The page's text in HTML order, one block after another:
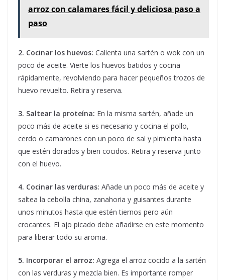
arroz con calamares fácil y deliciosa paso a
paso
2. Cocinar los huevos: Calienta una sartén o wok con un
poco de aceite. Vierte los huevos batidos y cocina
rápidamente, revolviendo para hacer pequeños trozos de
huevo revuelto. Retira y reserva.
3. Saltear la proteína: En la misma sartén, añade un
poco más de aceite si es necesario y cocina el pollo,
cerdo o camarones con un poco de sal y pimienta hasta
que estén dorados y bien cocidos. Retira y reserva junto
con el huevo.
4. Cocinar las verduras: Añade un poco más de aceite y
saltea la cebolla china, zanahoria y guisantes durante
unos minutos hasta que estén tiernos pero aún
crocantes. El ajo picado debe añadirse en este momento
para liberar todo su aroma.
5. Incorporar el arroz: Agrega el arroz cocido a la sartén
con las verduras y mezcla bien. Es importante romper